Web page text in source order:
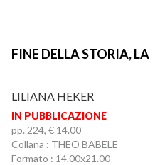
FINE DELLA STORIA, LA
LILIANA HEKER
IN PUBBLICAZIONE
pp. 224, € 14.00
Collana : THEO BABELE
Formato : 14.00x21.00